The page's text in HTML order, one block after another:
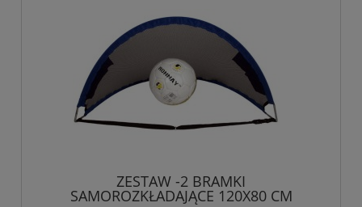
ZESTAW -2 BRAMKI
SAMOROZKŁADAJĄCE 120X80 CM